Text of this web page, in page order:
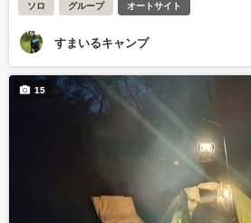
ソロ グループ オートサイト
すまいるキャンプ
15